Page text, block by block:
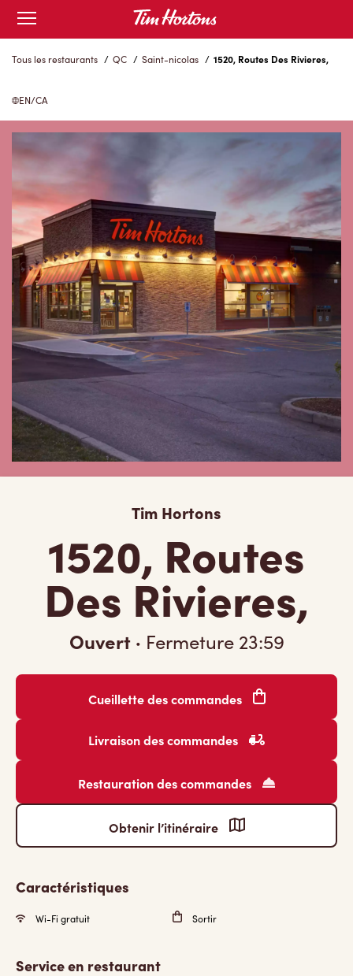
Skip
Content
Open
mobile
menu
Tous les restaurants / QC / Saint-nicolas / 1520, Routes Des Rivieres,
EN/CA
Tim Hortons
1520, Routes
Des Rivieres,
Ouvert · Fermeture 23:59
Cueillette des commandes
Livraison des commandes
Restauration des commandes
Obtenir l’itinéraire
Caractéristiques
Wi-Fi gratuit Sortir
Service en restaurant